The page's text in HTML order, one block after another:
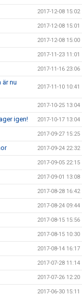
2017-12-08 15:02
2017-12-08 15:01
2017-12-08 15:00
2017-11-23 11:01
2017-11-16 23:06
är nu
2017-11-10 10:41
2017-10-25 13:04
igen! 2017-10-17 13:04
2017-09-27 15:25
2017-09-24 22:32
2017-09-05 22:15
2017-09-01 13:08
2017-08-28 16:42
2017-08-24 09:44
2017-08-15 15:56
2017-08-15 10:30
2017-08-14 16:17
2017-07-28 11:14
2017-07-26 12:20
2017-06-30 15:11